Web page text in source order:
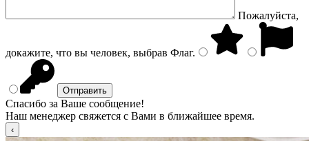
Пожалуйста,
докажите, что вы человек, выбрав Флаг.
Спасибо за Ваше сообщение!
Наш менеджер свяжется с Вами в ближайшее время.